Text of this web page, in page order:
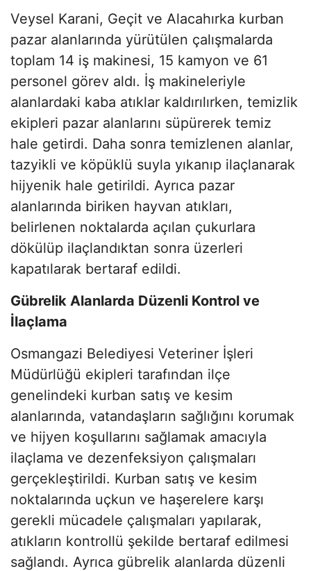
Veysel Karani, Geçit ve Alacahırka kurban
pazar alanlarında yürütülen çalışmalarda
toplam 14 iş makinesi, 15 kamyon ve 61
personel görev aldı. İş makineleriyle
alanlardaki kaba atıklar kaldırılırken, temizlik
ekipleri pazar alanlarını süpürerek temiz
hale getirdi. Daha sonra temizlenen alanlar,
tazyikli ve köpüklü suyla yıkanıp ilaçlanarak
hijyenik hale getirildi. Ayrıca pazar
alanlarında biriken hayvan atıkları,
belirlenen noktalarda açılan çukurlara
dökülüp ilaçlandıktan sonra üzerleri
kapatılarak bertaraf edildi.
Gübrelik Alanlarda Düzenli Kontrol ve
İlaçlama
Osmangazi Belediyesi Veteriner İşleri
Müdürlüğü ekipleri tarafından ilçe
genelindeki kurban satış ve kesim
alanlarında, vatandaşların sağlığını korumak
ve hijyen koşullarını sağlamak amacıyla
ilaçlama ve dezenfeksiyon çalışmaları
gerçekleştirildi. Kurban satış ve kesim
noktalarında uçkun ve haşerelere karşı
gerekli mücadele çalışmaları yapılarak,
atıkların kontrollü şekilde bertaraf edilmesi
sağlandı. Ayrıca gübrelik alanlarda düzenli